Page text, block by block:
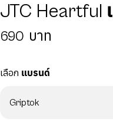
JTC Heartful
690 บาท
เลือก แบรนด์
Griptok